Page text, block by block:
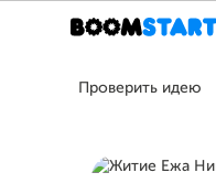
Проверить идею